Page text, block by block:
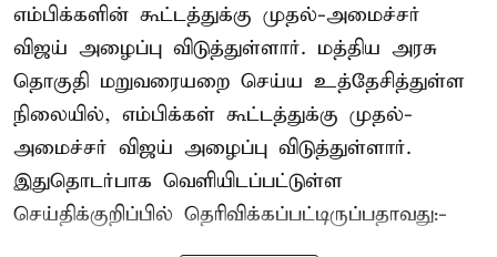
எம்பிக்களின் கூட்டத்துக்கு முதல்-அமைச்சர்
விஜய் அழைப்பு விடுத்துள்ளார். மத்திய அரசு
தொகுதி மறுவரையறை செய்ய உத்தேசித்துள்ள
நிலையில், எம்பிக்கள் கூட்டத்துக்கு முதல்-
அமைச்சர் விஜய் அழைப்பு விடுத்துள்ளார்.
இதுதொடர்பாக வெளியிடப்பட்டுள்ள
செய்திக்குறிப்பில் தெரிவிக்கப்பட்டிருப்பதாவது:-